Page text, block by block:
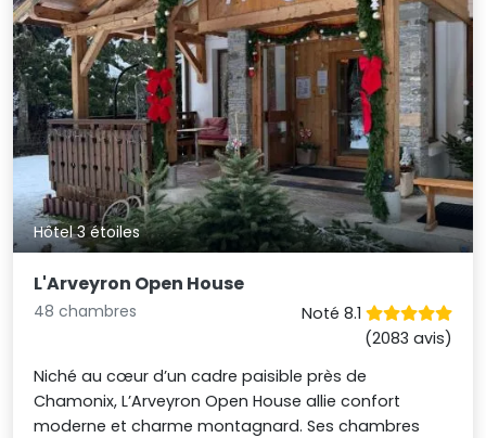
Hôtel 3 étoiles
L'Arveyron Open House
48 chambres
Noté 8.1
(2083 avis)
Niché au cœur d’un cadre paisible près de
Chamonix, L’Arveyron Open House allie confort
moderne et charme montagnard. Ses chambres